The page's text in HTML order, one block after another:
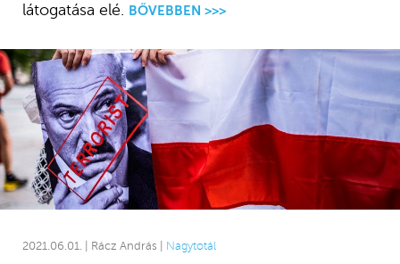
látogatása elé. BŐVEBBEN >>>
2021.06.01. | Rácz András | Nagytotál